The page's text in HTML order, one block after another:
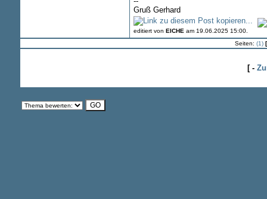
Gruß Gerhard
editiert von EICHE am 19.06.2025 15:00.
Seiten: (1)
[ -